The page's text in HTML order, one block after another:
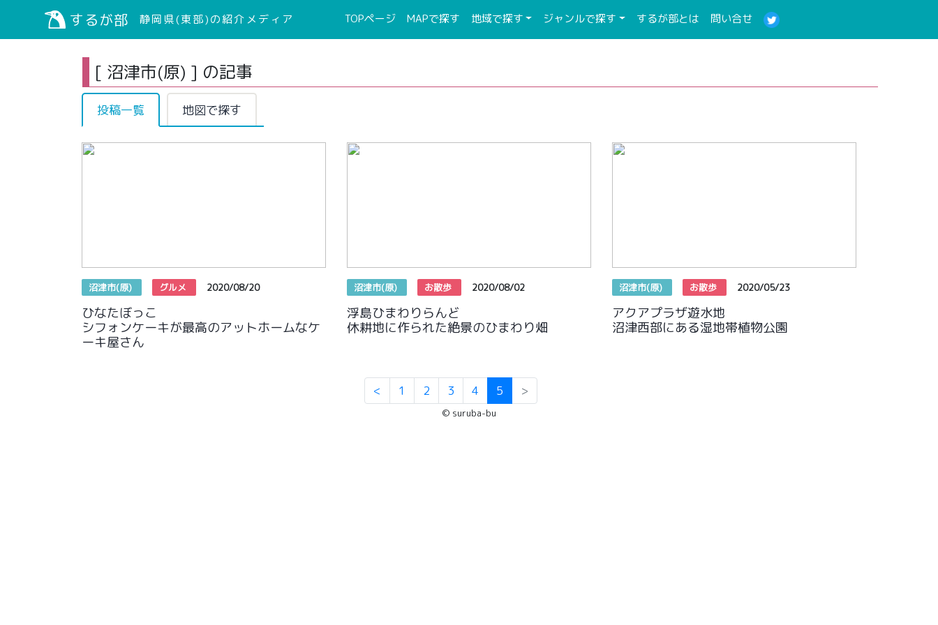
するが部 静岡県(東部)の紹介メディア TOPページ(current)
MAPで探す(current)
地域で探す ジャンルで探す するが部とは (current)
問い合せ(current)
[ 沼津市(原) ] の記事
投稿一覧 地図で探す
沼津市(原) グルメ 2020/08/20
ひなたぼっこ
シフォンケーキが最高のアットホームなケ
ーキ屋さん
沼津市(原) お散歩 2020/08/02
浮島ひまわりらんど
休耕地に作られた絶景のひまわり畑
沼津市(原) お散歩 2020/05/23
アクアプラザ遊水地
沼津西部にある湿地帯植物公園
< 1 2 3 4 5 >
© suruba-bu